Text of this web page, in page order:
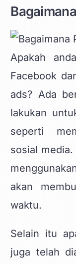
Apakah
Facebook
ads? Ada
lakukan
seperti
sosial
akan
waktu.
Selain itu
juga telah